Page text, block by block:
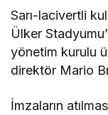
Sarı-lacivertli
Ülker
yönetim kurulu
direktör Mario
İmzaların